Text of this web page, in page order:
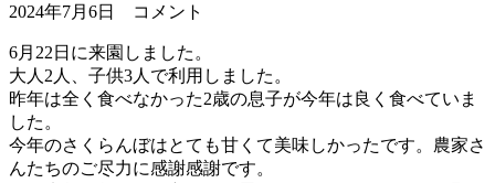
2024年7月6日 コメント
6月22日に来園しました。
大人2人、子供3人で利用しました。
昨年は全く食べなかった2歳の息子が今年は良く食べていま
した。
今年のさくらんぼはとても甘くて美味しかったです。農家さ
んたちのご尽力に感謝感謝です。